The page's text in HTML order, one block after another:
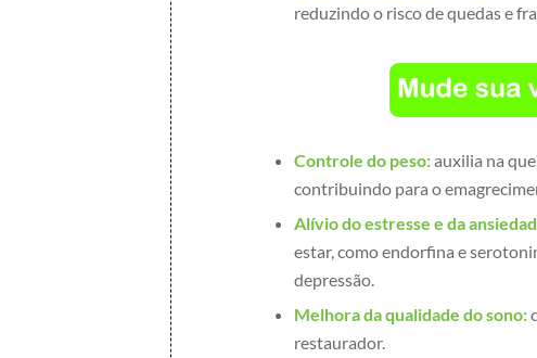
reduzindo o risco de quedas e
Controle do peso:auxilia na
contribuindo para o
Alívio do estresse e da
estar, como endorfina e
depressão.
Melhora da qualidade do sono:
restaurador.